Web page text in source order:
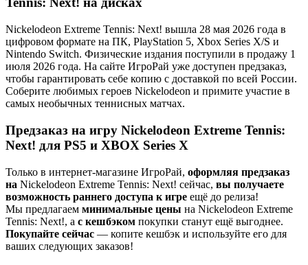
Nickelodeon Extreme Tennis: Next! вышла 28 мая 2026 года в
цифровом формате на ПК, PlayStation 5, Xbox Series X/S и
Nintendo Switch. Физические издания поступили в продажу 1
июля 2026 года. На сайте ИгроРай уже доступен предзаказ,
чтобы гарантировать себе копию с доставкой по всей России.
Соберите любимых героев Nickelodeon и примите участие в
самых необычных теннисных матчах.
Предзаказ на игру Nickelodeon Extreme Tennis:
Next! для PS5 и XBOX Series X
Только в интернет-магазине ИгроРай, оформляя предзаказ
на Nickelodeon Extreme Tennis: Next! сейчас, вы получаете
возможность раннего доступа к игре ещё до релиза!
Мы предлагаем минимальные цены на Nickelodeon Extreme
Tennis: Next!, а с кешбэком покупки станут ещё выгоднее.
Покупайте сейчас — копите кешбэк и используйте его для
ваших следующих заказов!